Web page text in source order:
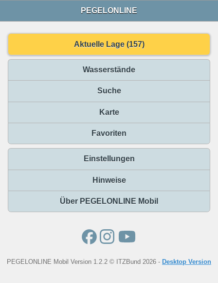
PEGELONLINE
Aktuelle Lage (157)
Wasserstände
Suche
Karte
Favoriten
Einstellungen
Hinweise
Über PEGELONLINE Mobil
PEGELONLINE Mobil Version 1.2.2 © ITZBund 2026 - Desktop Version